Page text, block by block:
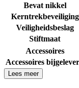
Bevat nikkel
Kerntrekbeveiliging
Veiligheidsbeslag
Stiftmaat
Accessoires
Accessoires
Lees meer